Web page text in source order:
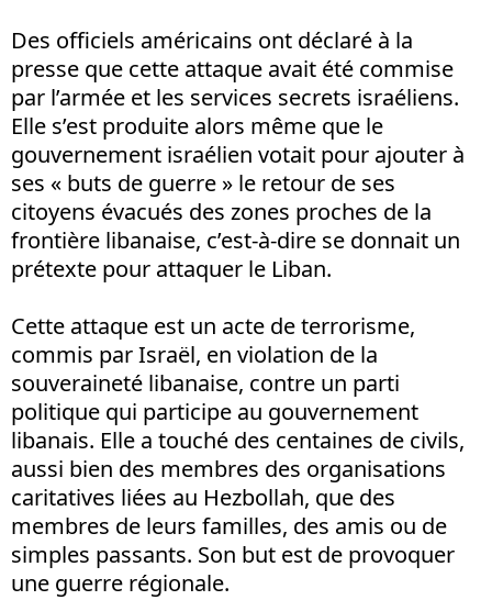
Des officiels américains ont déclaré à la
presse que cette attaque avait été commise
par l’armée et les services secrets israéliens.
Elle s’est produite alors même que le
gouvernement israélien votait pour ajouter à
ses « buts de guerre » le retour de ses
citoyens évacués des zones proches de la
frontière libanaise, c’est-à-dire se donnait un
prétexte pour attaquer le Liban.
Cette attaque est un acte de terrorisme,
commis par Israël, en violation de la
souveraineté libanaise, contre un parti
politique qui participe au gouvernement
libanais. Elle a touché des centaines de civils,
aussi bien des membres des organisations
caritatives liées au Hezbollah, que des
membres de leurs familles, des amis ou de
simples passants. Son but est de provoquer
une guerre régionale.